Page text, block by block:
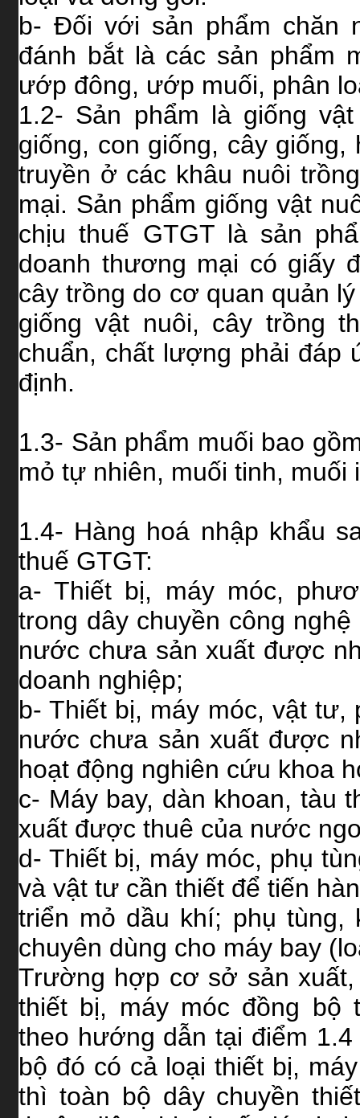
b- Đối với sản phẩm chăn
đánh bắt là các sản phẩm
ướp đông, ướp muối, phân
1.2- Sản phẩm là giống
giống, con giống, cây
truyền ở các khâu nuôi
mại. Sản phẩm giống vật
chịu thuế GTGT là sản
doanh thương mại có giấy
cây trồng do cơ quan quản
giống vật nuôi, cây trồng
chuẩn, chất lượng phải đáp
định.
1.3- Sản phẩm muối bao
mỏ tự nhiên, muối tinh, muối
1.4- Hàng hoá nhập khẩu
thuế GTGT:
a- Thiết bị, máy móc,
trong dây chuyền công
nước chưa sản xuất được
doanh nghiệp;
b- Thiết bị, máy móc, vật
nước chưa sản xuất được
hoạt động nghiên cứu khoa
c- Máy bay, dàn khoan, tàu
xuất được thuê của nước
d- Thiết bị, máy móc, phụ
và vật tư cần thiết để tiến
triển mỏ dầu khí; phụ tùng,
chuyên dùng cho máy bay
Trường hợp cơ sở sản
thiết bị, máy móc đồng bộ
theo hướng dẫn tại điểm
bộ đó có cả loại thiết bị,
thì toàn bộ dây chuyền